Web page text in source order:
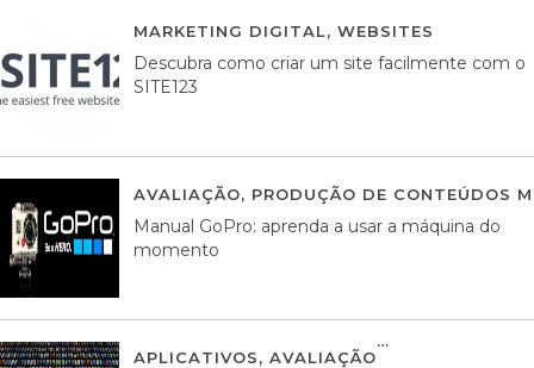
MARKETING DIGITAL, WEBSITES
Descubra como criar um site facilmente com o
SITE123
AVALIAÇÃO, PRODUÇÃO DE CONTEÚDOS
Manual GoPro: aprenda a usar a máquina do
momento
APLICATIVOS, AVALIAÇÃO